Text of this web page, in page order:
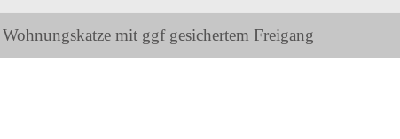
Wohnungskatze mit ggf gesichertem Freigang